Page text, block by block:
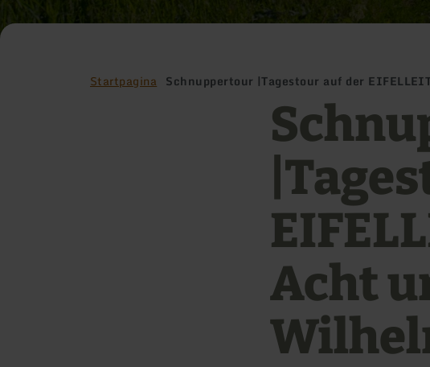
Startpagina Schnuppertour |Tagestour auf der
Acht